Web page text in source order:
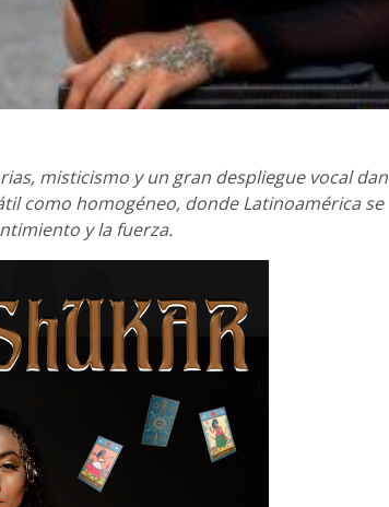
misticismo y un gran despliegue vocal dan
como homogéneo, donde Latinoamérica se
y la fuerza.